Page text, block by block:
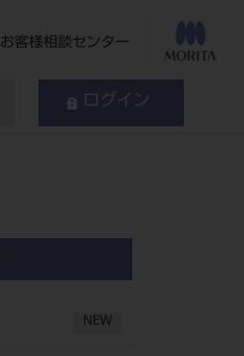
お客様相談センター
ログイン
NEW